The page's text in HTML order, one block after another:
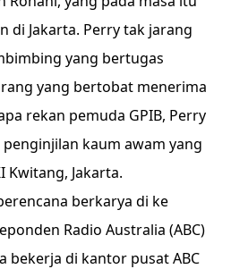
di Jakarta. Perry tak jarang
yang bertugas
yang bertobat menerima
rekan pemuda GPIB, Perry
kaum awam yang
Kwitang, Jakarta.
berkarya di ke
Radio Australia (ABC)
bekerja di kantor pusat ABC